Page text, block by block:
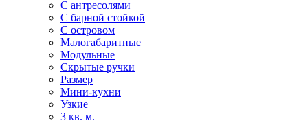
С антресолями
С барной стойкой
С островом
Малогабаритные
Модульные
Скрытые ручки
Размер
Мини-кухни
Узкие
3 кв. м.